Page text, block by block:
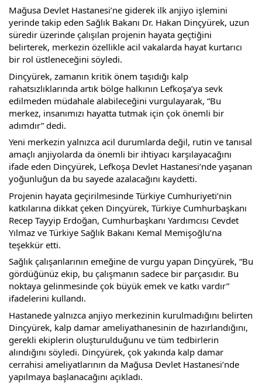
Mağusa Devlet Hastanesi’ne giderek ilk anjiyo işlemini
yerinde takip eden Sağlık Bakanı Dr. Hakan Dinçyürek, uzun
süredir üzerinde çalışılan projenin hayata geçtiğini
belirterek, merkezin özellikle acil vakalarda hayat kurtarıcı
bir rol üstleneceğini söyledi.
Dinçyürek, zamanın kritik önem taşıdığı kalp
rahatsızlıklarında artık bölge halkının Lefkoşa’ya sevk
edilmeden müdahale alabileceğini vurgulayarak, “Bu
merkez, insanımızı hayatta tutmak için çok önemli bir
adımdır” dedi.
Yeni merkezin yalnızca acil durumlarda değil, rutin ve tanısal
amaçlı anjiyolarda da önemli bir ihtiyacı karşılayacağını
ifade eden Dinçyürek, Lefkoşa Devlet Hastanesi’nde yaşanan
yoğunluğun da bu sayede azalacağını kaydetti.
Projenin hayata geçirilmesinde Türkiye Cumhuriyeti’nin
katkılarına dikkat çeken Dinçyürek, Türkiye Cumhurbaşkanı
Recep Tayyip Erdoğan, Cumhurbaşkanı Yardımcısı Cevdet
Yılmaz ve Türkiye Sağlık Bakanı Kemal Memişoğlu’na
teşekkür etti.
Sağlık çalışanlarının emeğine de vurgu yapan Dinçyürek, “Bu
gördüğünüz ekip, bu çalışmanın sadece bir parçasıdır. Bu
noktaya gelinmesinde çok büyük emek ve katkı vardır”
ifadelerini kullandı.
Hastanede yalnızca anjiyo merkezinin kurulmadığını belirten
Dinçyürek, kalp damar ameliyathanesinin de hazırlandığını,
gerekli ekiplerin oluşturulduğunu ve tüm tedbirlerin
alındığını söyledi. Dinçyürek, çok yakında kalp damar
cerrahisi ameliyatlarının da Mağusa Devlet Hastanesi’nde
yapılmaya başlanacağını açıkladı.